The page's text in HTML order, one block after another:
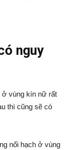
nguy
ở vùng kín nữ rất
thì cũng sẽ có
nổi hạch ở vùng